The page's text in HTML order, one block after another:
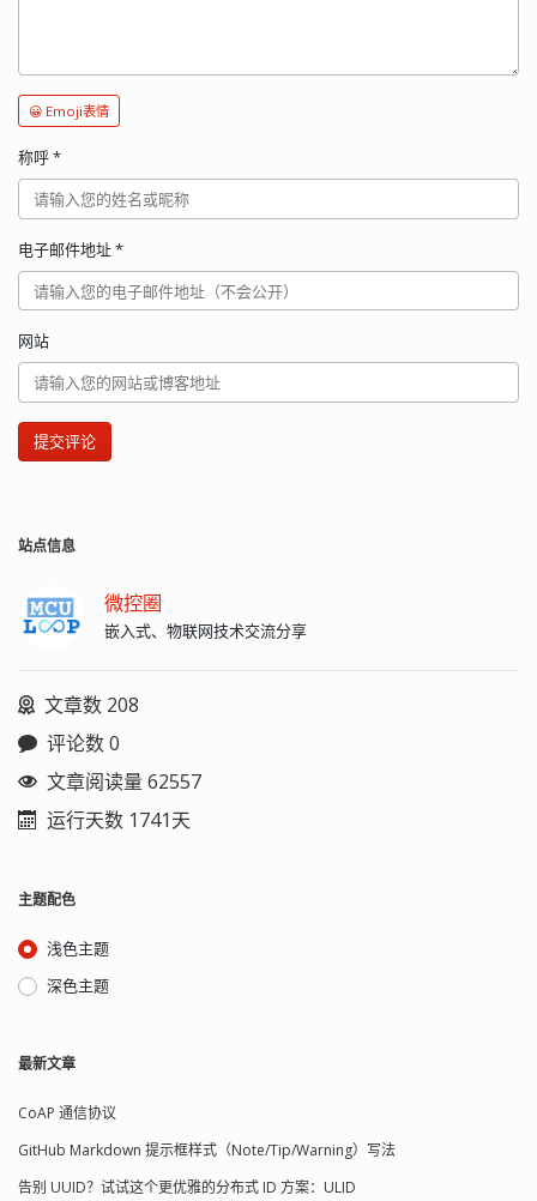
😀 Emoji表情
称呼*
电子邮件地址*
网站
提交评论
站点信息
微控圈
嵌入式、物联网技术交流分享
文章数 208
评论数 0
文章阅读量 62557
运行天数 1741天
主题配色
浅色主题
深色主题
最新文章
CoAP 通信协议
GitHub Markdown 提示框样式（Note/Tip/Warning）写法
告别 UUID？试试这个更优雅的分布式 ID 方案：ULID